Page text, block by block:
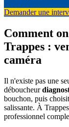
Demander une
Comment
Trappes :
caméra
Il n'existe pas une
déboucheur
bouchon, puis
salissante. À
professionnel